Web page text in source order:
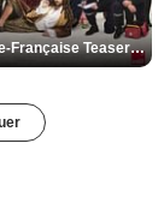
De la Comédie-Française Teaser VF